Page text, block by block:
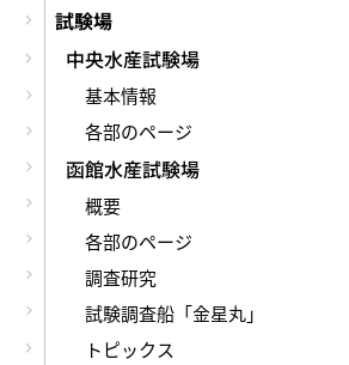
試験場
中央水産試験場
基本情報
各部のページ
函館水産試験場
概要
各部のページ
調査研究
試験調査船「金星丸」
トピックス